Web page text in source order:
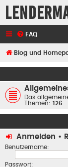
FAQ
Blog und
Das
Themen: 126
Anmelden •
Benutzername:
Passwort: